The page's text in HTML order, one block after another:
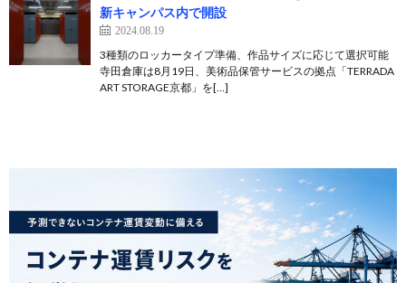
新キャンパス内で開設
2024.08.19
3種類のロッカータイプ準備、作品サイズに応じて選択可能
寺田倉庫は8月19日、美術品保管サービスの拠点「TERRADA
ART STORAGE京都」を[…]